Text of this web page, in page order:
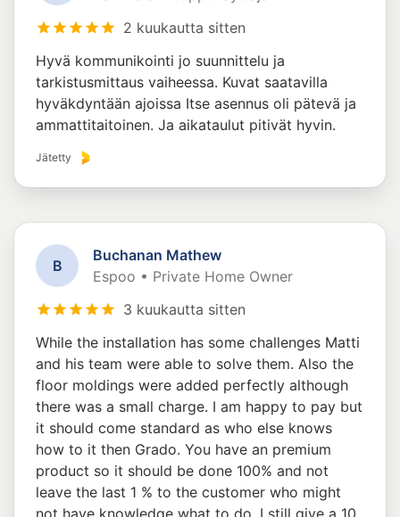
2 kuukautta sitten
Hyvä kommunikointi jo suunnittelu ja
tarkistusmittaus vaiheessa. Kuvat saatavilla
hyväkdyntään ajoissa Itse asennus oli pätevä ja
ammattitaitoinen. Ja aikataulut pitivät hyvin.
Jätetty
B
Buchanan Mathew
Espoo • Private Home Owner
3 kuukautta sitten
While the installation has some challenges Matti
and his team were able to solve them. Also the
floor moldings were added perfectly although
there was a small charge. I am happy to pay but
it should come standard as who else knows
how to it then Grado. You have an premium
product so it should be done 100% and not
leave the last 1 % to the customer who might
not have knowledge what to do. I still give a 10